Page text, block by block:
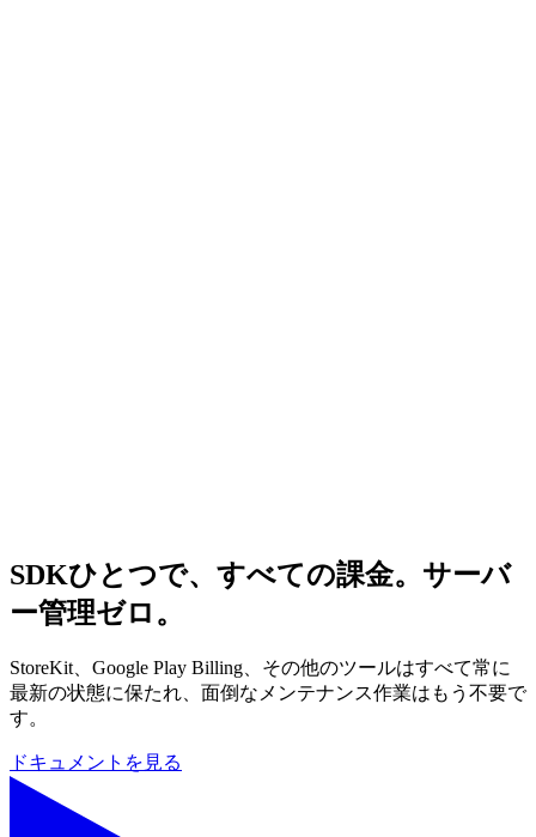
SDKひとつで、すべての課金。サーバ
ー管理ゼロ。
StoreKit、Google Play Billing、その他のツールはすべて常に
最新の状態に保たれ、面倒なメンテナンス作業はもう不要で
す。
ドキュメントを見る